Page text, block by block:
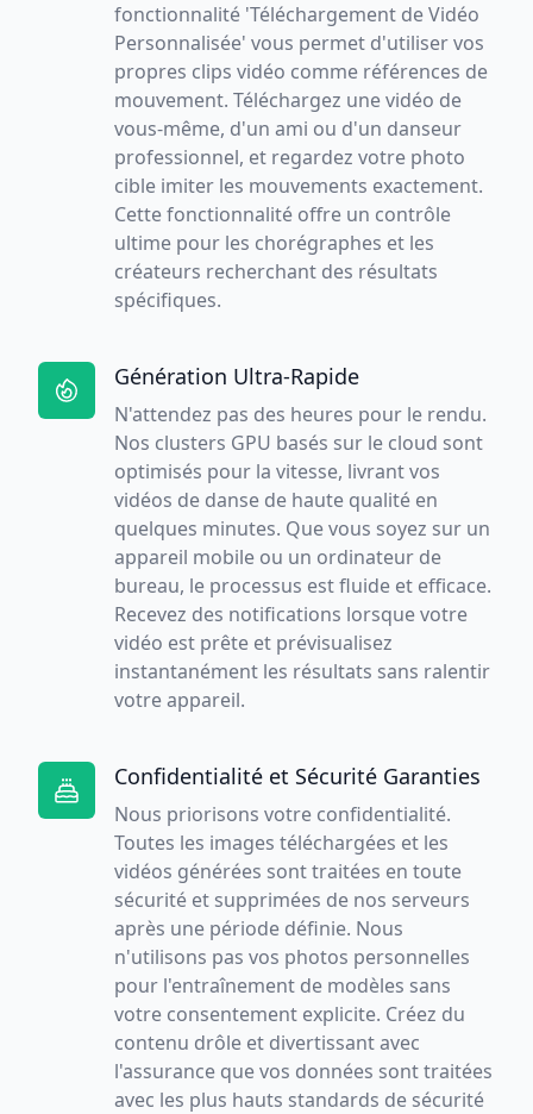
fonctionnalité 'Téléchargement de Vidéo
Personnalisée' vous permet d'utiliser vos
propres clips vidéo comme références de
mouvement. Téléchargez une vidéo de
vous-même, d'un ami ou d'un danseur
professionnel, et regardez votre photo
cible imiter les mouvements exactement.
Cette fonctionnalité offre un contrôle
ultime pour les chorégraphes et les
créateurs recherchant des résultats
spécifiques.
Génération Ultra-Rapide
N'attendez pas des heures pour le rendu.
Nos clusters GPU basés sur le cloud sont
optimisés pour la vitesse, livrant vos
vidéos de danse de haute qualité en
quelques minutes. Que vous soyez sur un
appareil mobile ou un ordinateur de
bureau, le processus est fluide et efficace.
Recevez des notifications lorsque votre
vidéo est prête et prévisualisez
instantanément les résultats sans ralentir
votre appareil.
Confidentialité et Sécurité Garanties
Nous priorisons votre confidentialité.
Toutes les images téléchargées et les
vidéos générées sont traitées en toute
sécurité et supprimées de nos serveurs
après une période définie. Nous
n'utilisons pas vos photos personnelles
pour l'entraînement de modèles sans
votre consentement explicite. Créez du
contenu drôle et divertissant avec
l'assurance que vos données sont traitées
avec les plus hauts standards de sécurité